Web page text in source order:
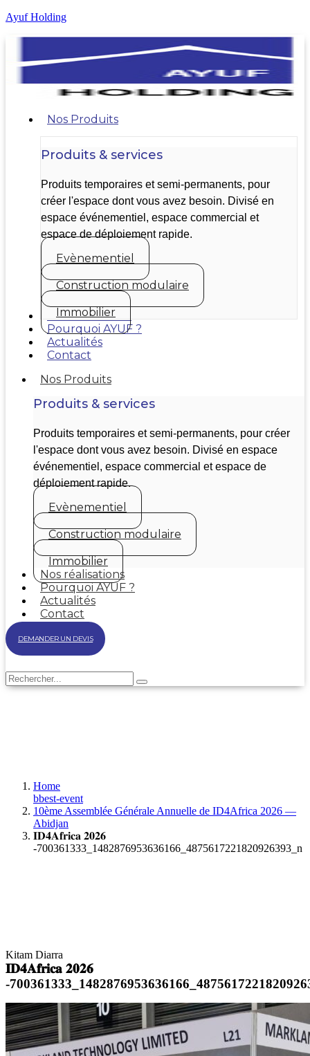
Ayuf Holding
Nos Produits
Produits & services
Produits temporaires et semi-permanents, pour
créer l'espace dont vous avez besoin. Divisé en
espace événementiel, espace commercial et
espace de déploiement rapide.
Evènementiel
Construction modulaire
Immobilier
Nos réalisations
Pourquoi AYUF ?
Actualités
Contact
Nos Produits
Produits & services
Produits temporaires et semi-permanents, pour créer
l'espace dont vous avez besoin. Divisé en espace
événementiel, espace commercial et espace de
déploiement rapide.
Evènementiel
Construction modulaire
Immobilier
Nos réalisations
Pourquoi AYUF ?
Actualités
Contact
DEMANDER UN DEVIS
Home
bbest-event
10ème Assemblée Générale Annuelle de ID4Africa 2026 —
Abidjan
𝐈𝐃𝟒𝐀𝐟𝐫𝐢𝐜𝐚 𝟐𝟎𝟐𝟔
-700361333_1482876953636166_4875617221820926393_n
Kitam Diarra
𝐈𝐃𝟒𝐀𝐟𝐫𝐢𝐜𝐚 𝟐𝟎𝟐𝟔
-